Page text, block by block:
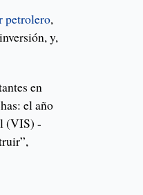
petrolero,
y,
en
el año
(VIS) -